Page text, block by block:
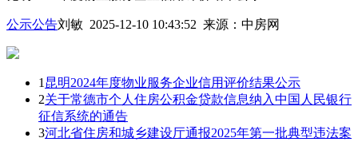
公示公告刘敏 2025-12-10 10:43:52 来源： 中房网
1 昆明2024年度物业服务企业信用评价结果公示
2关于常德市个人住房公积金贷款信息纳入中国人民银行
征信系统的通告
3河北省住房和城乡建设厅通报2025年第一批典型违法案